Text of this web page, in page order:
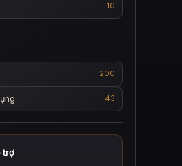
10
200
43
trợ